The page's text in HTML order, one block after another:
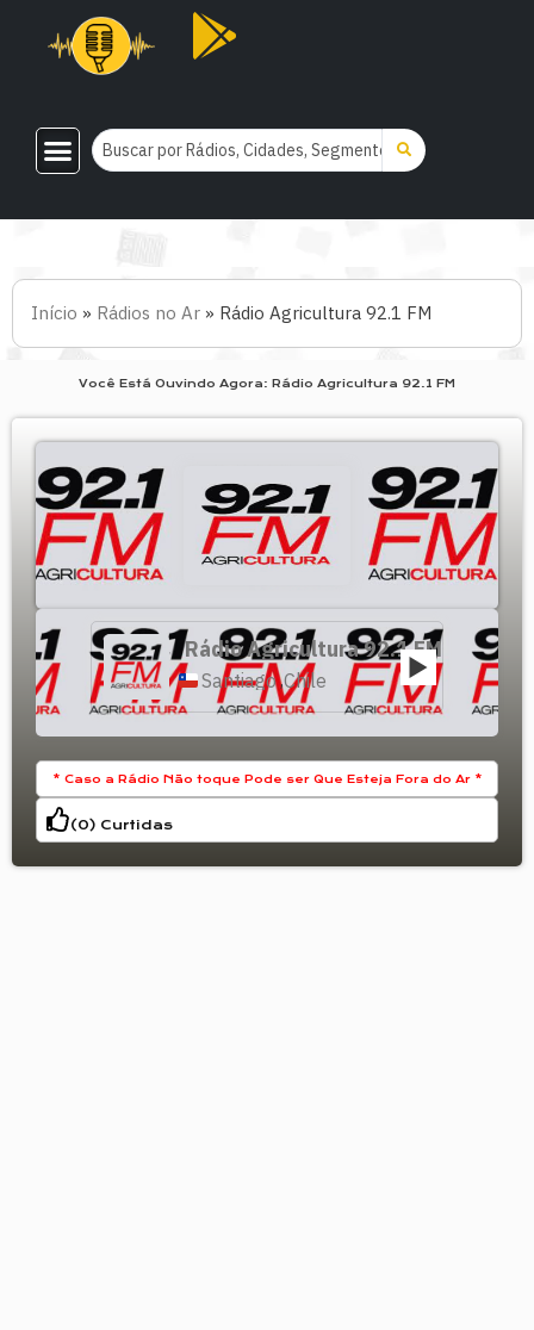
Início » Rádios no Ar » Rádio Agricultura 92.1 FM
Você Está Ouvindo Agora: Rádio Agricultura 92.1 FM
Rádio Agricultura 92.1 FM
Santiago,Chile
* Caso a Rádio Não toque Pode ser Que Esteja Fora do Ar *
(0) Curtidas